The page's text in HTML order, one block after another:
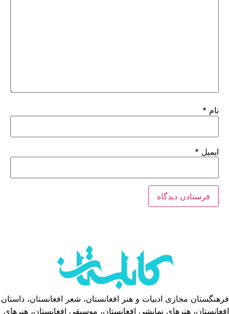
نام *
ایمیل *
فرهنگستان مجازی ادبیات و هنر افغانستان، شعر افغانستان، داستان
افغانستان، هنرهای نمایشی افغانستان، موسیقی افغانستان، هنرهای